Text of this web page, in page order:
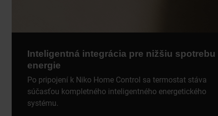
Inteligentná integrácia pre nižšiu spotrebu
energie
Po pripojení k Niko Home Control sa termostat stáva
súčasťou kompletného inteligentného energetického
systému.